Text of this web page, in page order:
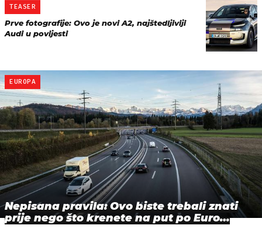
TEASER
Prve fotografije: Ovo je novi A2, najštedljiviji
Audi u povijesti
EUROPA
Nepisana pravila: Ovo biste trebali znati
prije nego što krenete na put po Euro…